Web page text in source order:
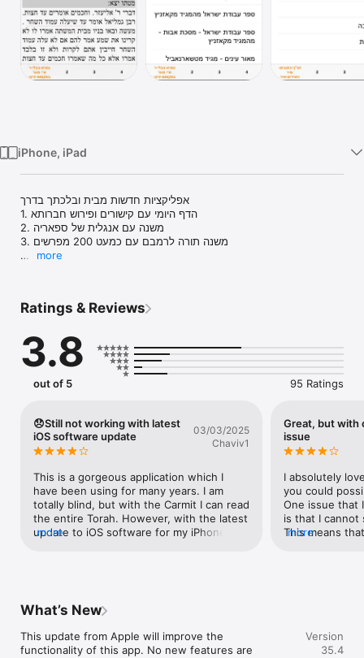
iPhone, iPad
אפליקציות חדשות מבית ובלכתך בדרך
1. הדף היומי עם קישורים ופירוש חברותא
2. משנה עם אנגלית של ספאריה
3. משנה תורה לרמבם עם כמעט 200 מפרשים
-----------------------
ארון הספרים היהודי מגיע לאייפון ובגדול,
ובלכתך בדרך - מאגר הספרים היהודי,
המאגר הגדול ביותר לספרי יהדות בסלולר
בחינם,
@OYWapp
http://goo.gl/gKt5A
מקראות גדולות:
תורה - אונקלוס, תרגום יהונתן, רש"י, רמב"ן, אבן עזרא, ספורנו,בעל
הטורים, אור החיים
נ"ך - רלב"ג, מצודות דוד וציון
משנה - עם פירוש רבי עובדיה מברטנורה, והתוספות יום טוב
מחשבה - נפש החיים, כוזרי, ברסלב, תניא ועוד
סידור - ספרד, ספרדי ואשכנז
more
Ratings & Reviews
3.8
out of 5 95 Ratings
😞Still not working with latest
iOS software update
03/03/2025
Chaviv1
This is a gorgeous application which I
have been using for many years. I am
totally blind, but with the Carmit I can read
the entire Torah. However, with the latest
update to iOS software for my iPhone SE,
more
Great, but with
issue
I absolutely
you could
One issue that
is that I cannot
This means
more
What’s New
This update from Apple will improve the
functionality of this app. No new features are
Version
35.4